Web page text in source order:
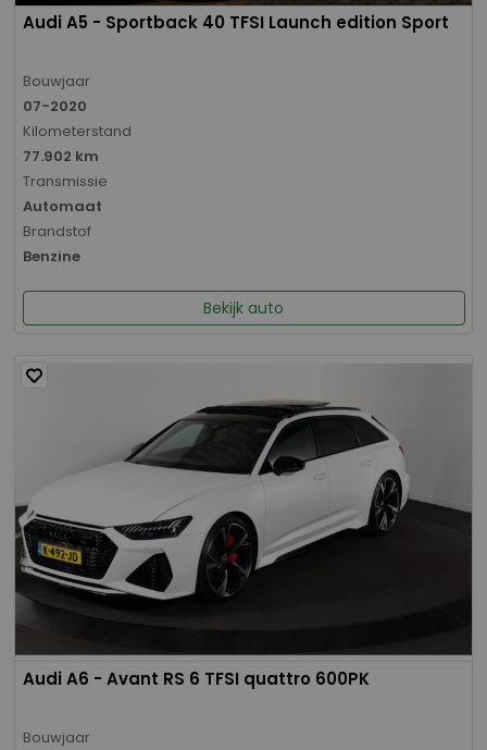
Audi A5 - Sportback 40 TFSI Launch edition Sport
Bouwjaar
07-2020
Kilometerstand
77.902 km
Transmissie
Automaat
Brandstof
Benzine
Bekijk auto
Audi A6 - Avant RS 6 TFSI quattro 600PK
Bouwjaar